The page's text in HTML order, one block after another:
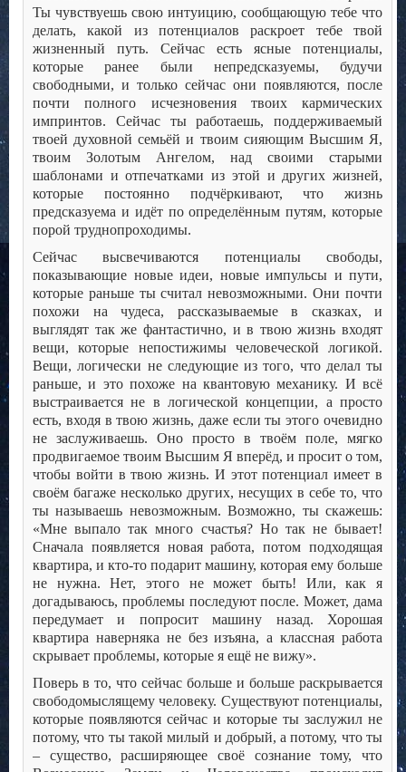
Ты чувствуешь свою интуицию, сообщающую тебе что
делать, какой из потенциалов раскроет тебе твой
жизненный путь. Сейчас есть ясные потенциалы,
которые ранее были непредсказуемы, будучи
свободными, и только сейчас они появляются, после
почти полного исчезновения твоих кармических
импринтов. Сейчас ты работаешь, поддерживаемый
твоей духовной семьёй и твоим сияющим Высшим Я,
твоим Золотым Ангелом, над своими старыми
шаблонами и отпечатками из этой и других жизней,
которые постоянно подчёркивают, что жизнь
предсказуема и идёт по определённым путям, которые
порой труднопроходимы.
Сейчас высвечиваются потенциалы свободы,
показывающие новые идеи, новые импульсы и пути,
которые раньше ты считал невозможными. Они почти
похожи на чудеса, рассказываемые в сказках, и
выглядят так же фантастично, и в твою жизнь входят
вещи, которые непостижимы человеческой логикой.
Вещи, логически не следующие из того, что делал ты
раньше, и это похоже на квантовую механику. И всё
выстраивается не в логической концепции, а просто
есть, входя в твою жизнь, даже если ты этого очевидно
не заслуживаешь. Оно просто в твоём поле, мягко
продвигаемое твоим Высшим Я вперёд, и просит о том,
чтобы войти в твою жизнь. И этот потенциал имеет в
своём багаже несколько других, несущих в себе то, что
ты называешь невозможным. Возможно, ты скажешь:
«Мне выпало так много счастья? Но так не бывает!
Сначала появляется новая работа, потом подходящая
квартира, и кто-то подарит машину, которая ему больше
не нужна. Нет, этого не может быть! Или, как я
догадываюсь, проблемы последуют после. Может, дама
передумает и попросит машину назад. Хорошая
квартира наверняка не без изъяна, а классная работа
скрывает проблемы, которые я ещё не вижу».
Поверь в то, что сейчас больше и больше раскрывается
свободомыслящему человеку. Существуют потенциалы,
которые появляются сейчас и которые ты заслужил не
потому, что ты такой милый и добрый, а потому, что ты
– существо, расширяющее своё сознание тому, что